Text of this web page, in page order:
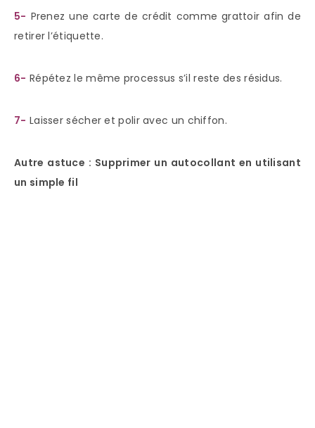
5- Prenez une carte de crédit comme grattoir afin de
retirer l’étiquette.
6- Répétez le même processus s’il reste des résidus.
7- Laisser sécher et polir avec un chiffon.
Autre astuce : Supprimer un autocollant en utilisant
un simple fil